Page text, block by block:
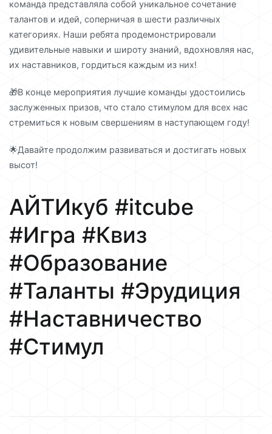
команда представляла собой уникальное сочетание
талантов и идей, соперничая в шести различных
категориях. Наши ребята продемонстрировали
удивительные навыки и широту знаний, вдохновляя нас,
их наставников, гордиться каждым из них!
🎁В конце мероприятия лучшие команды удостоились
заслуженных призов, что стало стимулом для всех нас
стремиться к новым свершениям в наступающем году!
🌟Давайте продолжим развиваться и достигать новых
высот!
АЙТИкуб #itcube
#Игра #Квиз
#Образование
#Таланты #Эрудиция
#Наставничество
#Стимул